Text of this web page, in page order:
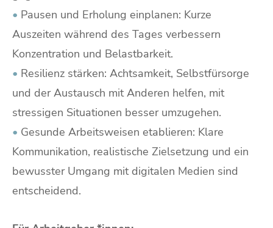
• Pausen und Erholung einplanen: Kurze
Auszeiten während des Tages verbessern
Konzentration und Belastbarkeit.
• Resilienz stärken: Achtsamkeit, Selbstfürsorge
und der Austausch mit Anderen helfen, mit
stressigen Situationen besser umzugehen.
• Gesunde Arbeitsweisen etablieren: Klare
Kommunikation, realistische Zielsetzung und ein
bewusster Umgang mit digitalen Medien sind
entscheidend.